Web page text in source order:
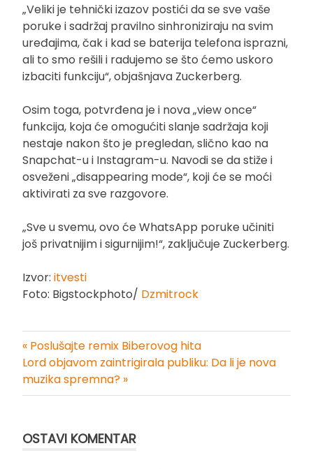
„Veliki je tehnički izazov postići da se sve vaše
poruke i sadržaj pravilno sinhroniziraju na svim
uređajima, čak i kad se baterija telefona isprazni,
ali to smo rešili i radujemo se što ćemo uskoro
izbaciti funkciju“, objašnjava Zuckerberg.
Osim toga, potvrđena je i nova „view once“
funkcija, koja će omogućiti slanje sadržaja koji
nestaje nakon što je pregledan, slično kao na
Snapchat-u i Instagram-u. Navodi se da stiže i
osveženi „disappearing mode“, koji će se moći
aktivirati za sve razgovore.
„Sve u svemu, ovo će WhatsApp poruke učiniti
još privatnijim i sigurnijim!“, zaključuje Zuckerberg.
Izvor: itvesti
Foto: Bigstockphoto/ Dzmitrock
Kretanje
članka
« Poslušajte remix Biberovog hita
Lord objavom zaintrigirala publiku: Da li je nova
muzika spremna? »
OSTAVI KOMENTAR